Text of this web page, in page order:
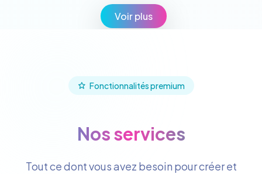
Voir plus
Fonctionnalités premium
Nos services
Tout ce dont vous avez besoin pour créer et